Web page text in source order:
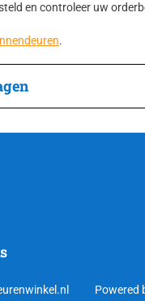
en controleer uw
.
Powered